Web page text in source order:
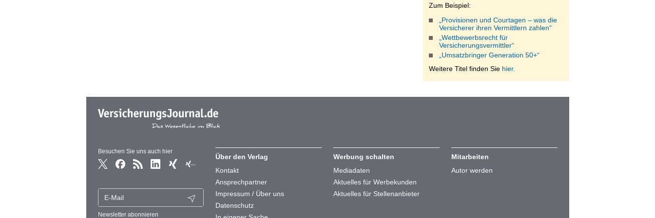
Zum Beispiel:
„Provisionen und Courtagen – was die
Versicherer ihren Vermittlern zahlen“
„Wettbewerbsrecht für
Versicherungsvermittler“
„Umsatzbringer Generation 50+“
Weitere Titel finden Sie hier.
Besuchen Sie uns auch hier
Newsletter abonnieren
Über den Verlag
Kontakt
Ansprechpartner
Impressum / Über uns
Datenschutz
Werbung schalten
Mediadaten
Aktuelles für Werbekunden
Aktuelles für Stellenanbieter
Mitarbeiten
Autor werden